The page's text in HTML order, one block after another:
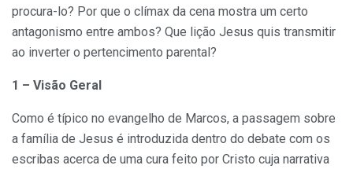
procura-lo? Por que o clímax da cena mostra um certo
antagonismo entre ambos? Que lição Jesus quis transmitir
ao inverter o pertencimento parental?
1 – Visão Geral
Como é típico no evangelho de Marcos, a passagem sobre
a família de Jesus é introduzida dentro do debate com os
escribas acerca de uma cura feito por Cristo cuja narrativa